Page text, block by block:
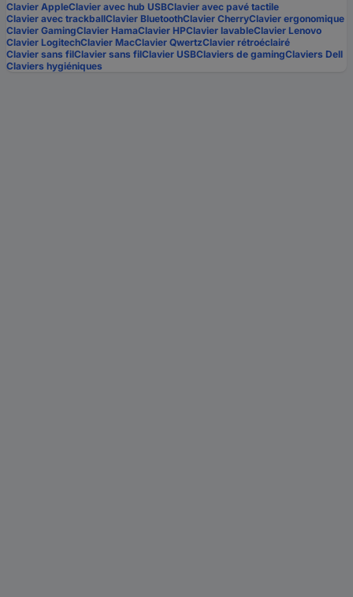
Clavier AppleClavier avec hub USBClavier avec pavé tactile
Clavier avec trackballClavier BluetoothClavier CherryClavier ergonomique
Clavier GamingClavier HamaClavier HPClavier lavableClavier Lenovo
Clavier LogitechClavier MacClavier QwertzClavier rétroéclairé
Clavier sans filClavier sans filClavier USBClaviers de gamingClaviers Dell
Claviers hygiéniques